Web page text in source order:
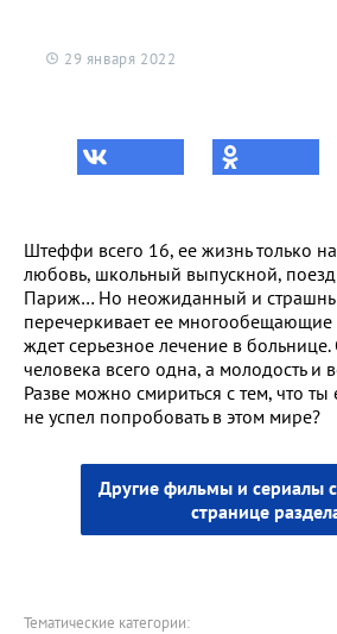
29 января 2022
Штеффи всего 16, ее жизнь только
любовь, школьный выпускной,
Париж… Но неожиданный и
перечеркивает ее
ждет серьезное лечение в
человека всего одна, а молодость и
Разве можно смириться с тем, что
не успел попробовать в этом мире?
Другие фильмы и сериалы
странице
Тематические категории: